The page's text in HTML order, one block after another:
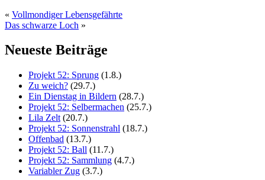
« Vollmondiger Lebensgefährte
Das schwarze Loch »
Neueste Beiträge
Projekt 52: Sprung (1.8.)
Zu weich? (29.7.)
Ein Dienstag in Bildern (28.7.)
Projekt 52: Selbermachen (25.7.)
Lila Zelt (20.7.)
Projekt 52: Sonnenstrahl (18.7.)
Offenbad (13.7.)
Projekt 52: Ball (11.7.)
Projekt 52: Sammlung (4.7.)
Variabler Zug (3.7.)